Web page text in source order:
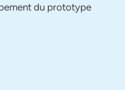
du prototype